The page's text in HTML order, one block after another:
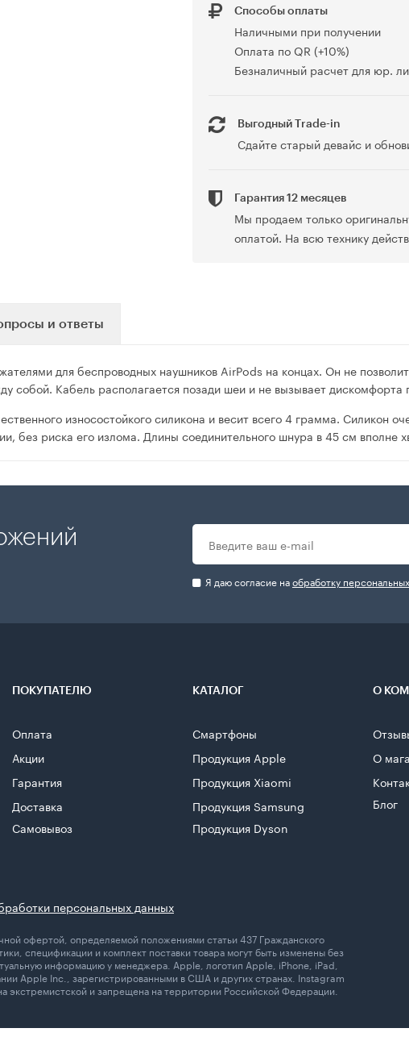
Способы оплаты
Наличными при получении
Оплата по QR (+10%)
Безналичный расчет для юр.
Выгодный Trade-in
Сдайте старый девайс и
Гарантия 12 месяцев
Мы продаем только
оплатой. На всю технику
и ответы
для беспроводных наушников AirPods на концах. Он не позволит
собой. Кабель располагается позади шеи и не вызывает дискомфорта
износостойкого силикона и весит всего 4 грамма. Силикон
без риска его излома. Длины соединительного шнура в 45 см вполне
Я даю согласие наобработку
ПОКУПАТЕЛЮ
Оплата
Акции
Гарантия
Доставка
Самовывоз
КАТАЛОГ
Смартфоны
Продукция Apple
Продукция Xiaomi
Продукция Samsung
Продукция Dyson
О
О
Блог
персональных данных
офертой, определяемой положениями статьи 437 Гражданского
спецификации и комплект поставки товара могут быть изменены без
информацию у менеджера. Apple, логотип Apple, iPhone, iPad,
Apple Inc., зарегистрированными в США и других странах. Instagram
экстремистской и запрещена на территории Российской Федерации.